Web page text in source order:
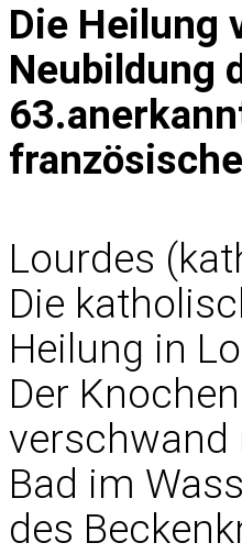
Die Heilung
Neubildung
Lourdes
Die
Heilung in
Der
verschwand
Bad im
des